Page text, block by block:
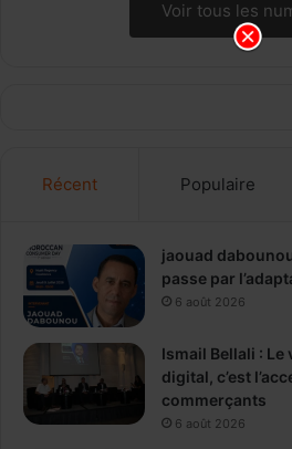
Voir tous les
Récent Populaire
jaouad
passe par
6 août 2026
Ismail Bellali :
digital, c’est
commerçants
6 août 2026